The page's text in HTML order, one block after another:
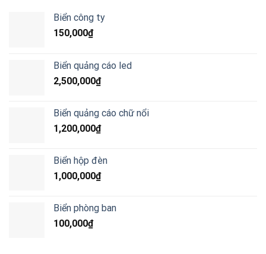
Biển công ty
150,000₫
Biển quảng cáo led
2,500,000₫
Biển quảng cáo chữ nổi
1,200,000₫
Biển hộp đèn
1,000,000₫
Biển phòng ban
100,000₫